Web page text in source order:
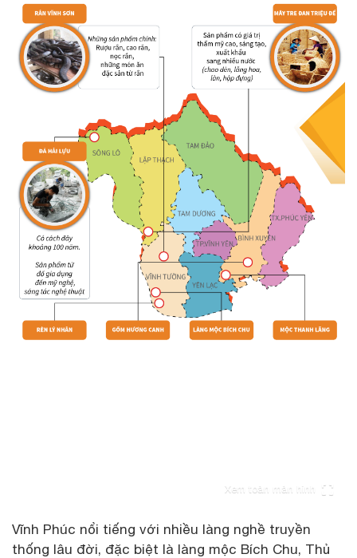
Xem toàn màn hình
Vĩnh Phúc nổi tiếng với nhiều làng nghề truyền
thống lâu đời, đặc biệt là làng mộc Bích Chu, Thủ